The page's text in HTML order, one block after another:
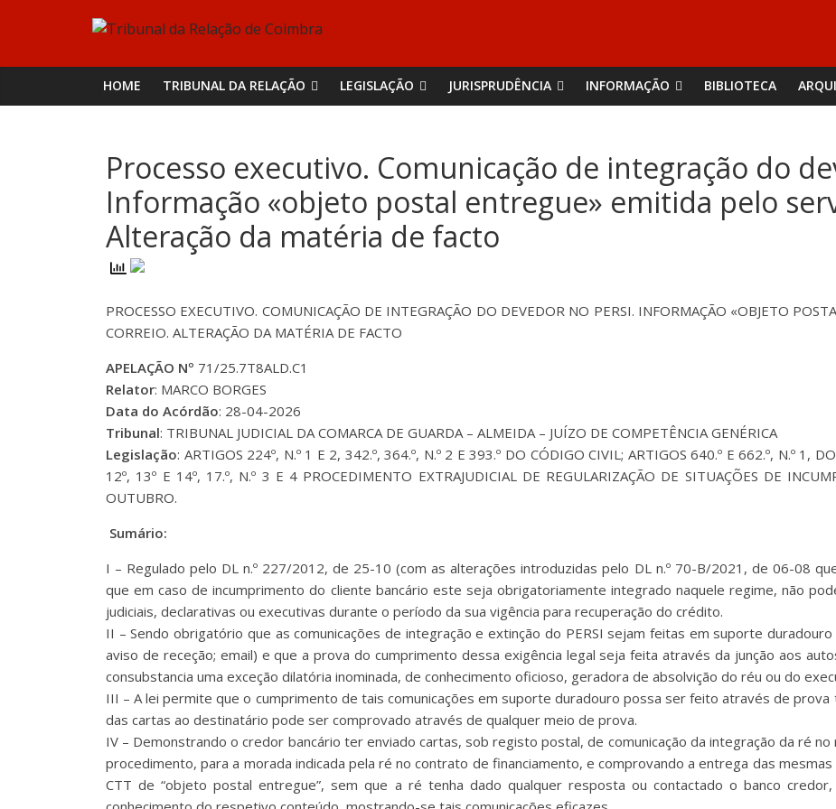
Tribunal
da
de
Coimbra
HOME TRIBUNAL DA RELAÇÃO LEGISLAÇÃO JURISPRUDÊNCIA INFORMAÇÃO BIBLIOTECA
Processo executivo. Comunicação de integração do
Informação «objeto postal entregue» emitida pelo
Alteração da matéria de facto
PROCESSO EXECUTIVO. COMUNICAÇÃO DE INTEGRAÇÃO DO DEVEDOR NO PERSI. INFORMAÇÃO «OBJETO
CORREIO. ALTERAÇÃO DA MATÉRIA DE FACTO
APELAÇÃO Nº 71/25.7T8ALD.C1
Relator: MARCO BORGES
Data do Acórdão: 28-04-2026
Tribunal: TRIBUNAL JUDICIAL DA COMARCA DE GUARDA – ALMEIDA – JUÍZO DE COMPETÊNCIA GENÉRICA
Legislação: ARTIGOS 224º, N.º 1 E 2, 342.º, 364.º, N.º 2 E 393.º DO CÓDIGO CIVIL; ARTIGOS 640.º E 662.º, N.º 1,
12º, 13º E 14º, 17.º, N.º 3 E 4 PROCEDIMENTO EXTRAJUDICIAL DE REGULARIZAÇÃO DE SITUAÇÕES DE
OUTUBRO.
Sumário:
I – Regulado pelo DL n.º 227/2012, de 25-10 (com as alterações introduzidas pelo DL n.º 70-B/2021, de 06-08
que em caso de incumprimento do cliente bancário este seja obrigatoriamente integrado naquele regime, não
judiciais, declarativas ou executivas durante o período da sua vigência para recuperação do crédito.
II – Sendo obrigatório que as comunicações de integração e extinção do PERSI sejam feitas em suporte
aviso de receção; email) e que a prova do cumprimento dessa exigência legal seja feita através da junção aos
consubstancia uma exceção dilatória inominada, de conhecimento oficioso, geradora de absolvição do réu ou do
III – A lei permite que o cumprimento de tais comunicações em suporte duradouro possa ser feito através de
das cartas ao destinatário pode ser comprovado através de qualquer meio de prova.
IV – Demonstrando o credor bancário ter enviado cartas, sob registo postal, de comunicação da integração da ré
procedimento, para a morada indicada pela ré no contrato de financiamento, e comprovando a entrega das
CTT de “objeto postal entregue”, sem que a ré tenha dado qualquer resposta ou contactado o banco